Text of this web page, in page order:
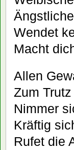
Wendet
Macht
Allen
Zum
Nimmer
Kräftig
Rufet die